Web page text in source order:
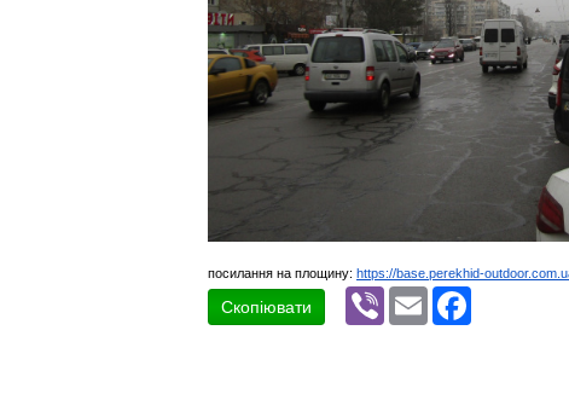
посилання на площину: https://base.perekhid-
Скопіювати
Viber Email